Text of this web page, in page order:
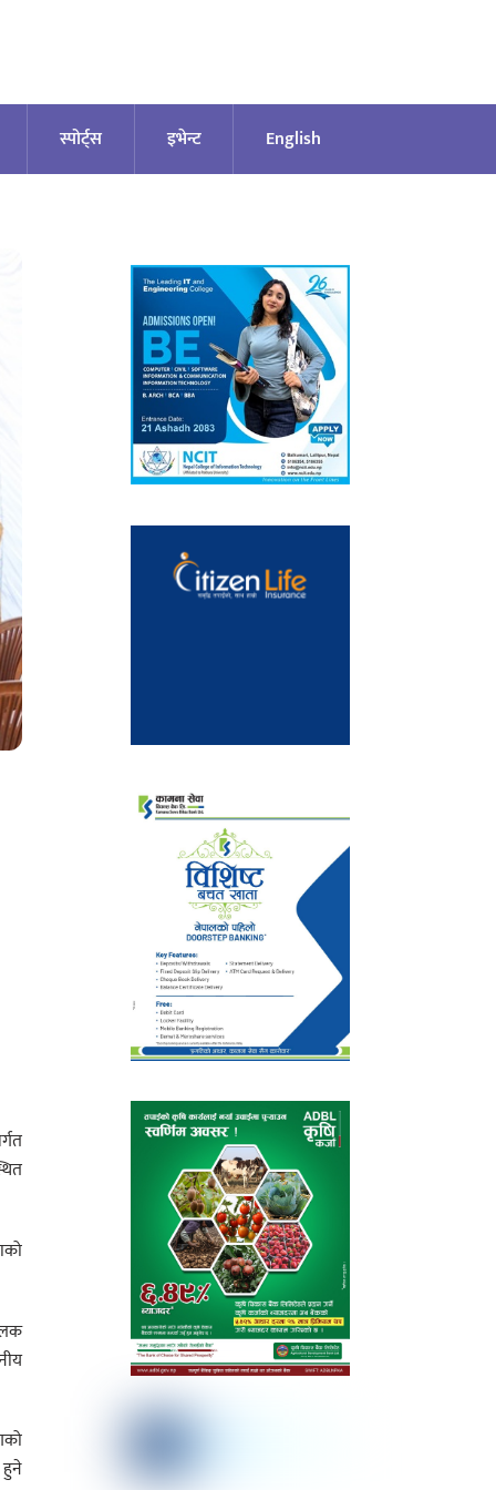
स्पोर्ट्स इभेन्ट English